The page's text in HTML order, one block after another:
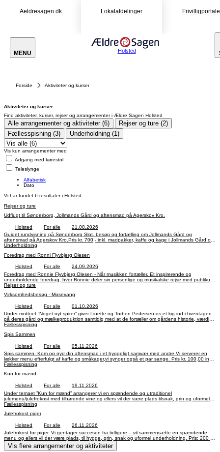
Aeldresagen.dk Lokalafdelinger
MENU Holsted
Forside Aktiviteter og kurser
Aktiviteter og kurser
Find aktiviteter, kurser, rejser og arrangementer i Ældre Sagen Holsted
Alle arrangementer og aktiviteter (6)
Rejser og ture (2)
Fællesspisning (3)
Underholdning (1)
Vis kun arrangementer med
Adgang med kørestol
Teleslynge
Alfabetisk
Dato
Vi har fundet 6 resultater i Holsted
Rejser og ture
Udflugt til Sønderborg, Jollmands Gård og aftensmad på Agerskov Kro.
Holsted For alle
21.08.2026
Guidet rundvisning på Sønderborg Slot, besøg og fortælling om Jollmands Gård og
aftensmad på Agerskov Kro.Pris kr. 700,- inkl. madpakker, kaffe og kage i Jollmands Gård og
2 retter aftensmad på Agerskov Kro.Drikkevarer på Agerskov Kro er for egen regning. Vi kører
medlemsnummer 836. Vi kører som vanlig med Brørup Turistbusser, som er medlem
Underholdning
Foredrag med Ronni Flyvbjerg Olesen
Holsted For alle
24.09.2026
Foredrag med Ronnie Flyvbjerg Olesen - Når musikken fortæller. Et inspirerende og
underholdende foredrag, hvor Ronnie deler sin personlige og musikalske rejse med publikum.
Foredraget giver publikum et unikt indblik i hans liv som adoptivbarn. Alt dette krydret med
deltagere.
Rejser og ture
Virksomhedsbesøg - Mosevang
Holsted For alle
01.10.2026
Under mottoet ”Noget nyt spirer” giver Linette og Torben Pedersen os et kig ind i hverdagen
på deres gård og mælkeproduktion samtidig med at de fortæller om gårdens historie, værdier
Fællesspisning
Spis Sammen
Holsted For alle
05.11.2026
Spis sammen. Kom og nyd din aftensmad i et hyggeligt samvær med andre.Vi serverer en
lækker menu efterfulgt af kaffe og småkager,vi synger også et par sange. Pris kr. 100,00 inkl.
Fællesspisning
Kun for mænd
Holsted For alle
19.11.2026
Under temaet ”Kun for mænd” arrangerer vi en spændende og utraditionel
julemenu/julefrokost med tilhørende vine og ellers vil der være plads tilsnak, grin og uformel
Fællesspisning
Julefrokost piger
Holsted For alle
26.11.2026
Julefrokost for piger. Vi gentager succesen fra tidligere – vil sammensætte en spændende
menu og ellers vil der være plads, til hygge, grin, snak og uformel underholdning. Pris: 200 kr.
Drikkevarer skal tilkøbes. Maks. 90 deltagere.
Vis flere arrangementer og aktiviteter